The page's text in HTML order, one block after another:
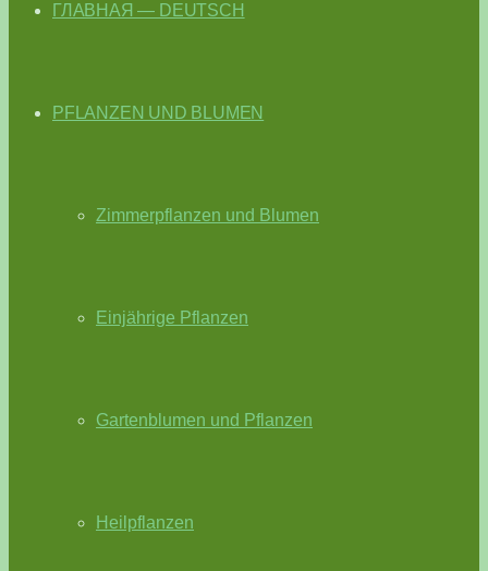
ГЛАВНАЯ — DEUTSCH
PFLANZEN UND BLUMEN
Zimmerpflanzen und Blumen
Einjährige Pflanzen
Gartenblumen und Pflanzen
Heilpflanzen